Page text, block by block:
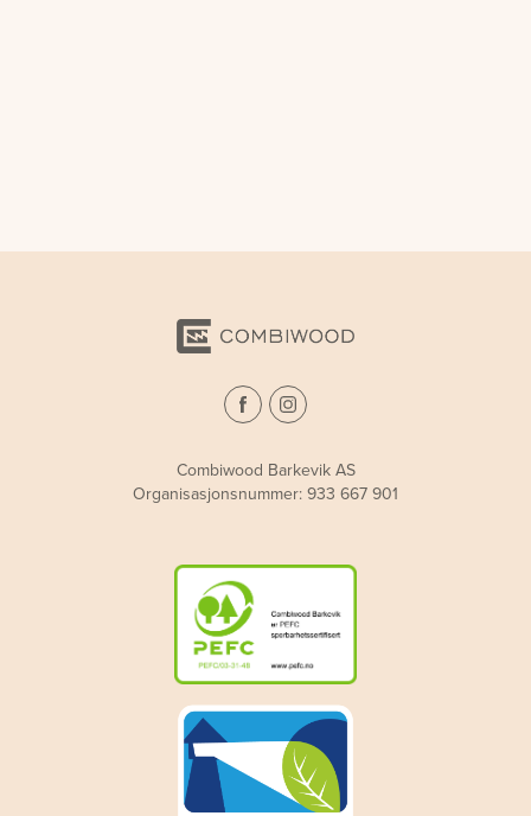
Combiwood Barkevik AS
Organisasjonsnummer: 933 667 901